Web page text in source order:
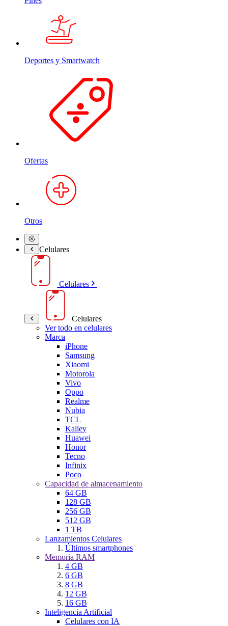
Deportes y Smartwatch
Ofertas
Otros
Celulares
Celulares
Celulares
Ver todo en celulares
Marca
iPhone
Samsung
Xiaomi
Motorola
Vivo
Oppo
Realme
Nubia
TCL
Kalley
Huawei
Honor
Tecno
Infinix
Poco
Capacidad de almacenamiento
64 GB
128 GB
256 GB
512 GB
1 TB
Lanzamientos Celulares
Últimos smartphones
Memoria RAM
4 GB
6 GB
8 GB
12 GB
16 GB
Inteligencia Artificial
Celulares con IA